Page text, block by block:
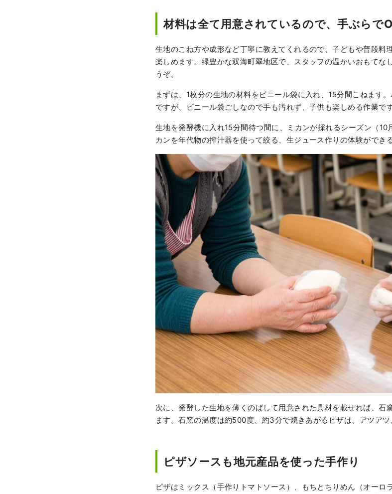
材料は全て用意されているので、手ぶらで
生地のこね方や成形など丁寧に教えてくれるので、子どもや普段料
楽しめます。緑豊かな双海町翠地区で、スタッフの温かいおもてな
うぞ。
まずは、1枚分の生地の材料をビニール袋に入れ、15分間こねます
ですが、ビニール袋ごしなので手も汚れず、子供も楽しめる作業です
生地を発酵機に入れ15分間待つ間に、ミカンが採れるシーズン（10
カンを年代物の搾汁器を使って絞る、生ジュース作りの体験ができ
次に、発酵した生地を薄くのばして用意された具材を載せれば、石
ます。石窯の温度は約500度、約3分で焼きあがるピザは、アツアツ
ピザソースも地元産品を使った手作り
ピザはミックス（手作りトマトソース）、もちとちりめん（オーロ